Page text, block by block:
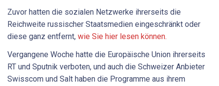
Zuvor hatten die sozialen Netzwerke ihrerseits die
Reichweite russischer Staatsmedien eingeschränkt oder
diese ganz entfernt, wie Sie hier lesen können.
Vergangene Woche hatte die Europäische Union ihrerseits
RT und Sputnik verboten, und auch die Schweizer Anbieter
Swisscom und Salt haben die Programme aus ihrem